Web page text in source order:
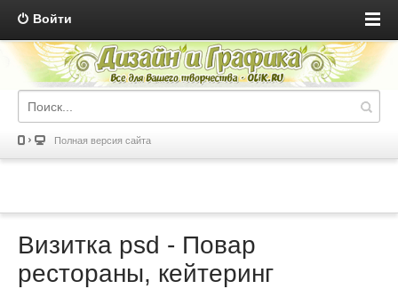
Войти
Полная версия сайта
Визитка psd - Повар
рестораны, кейтеринг